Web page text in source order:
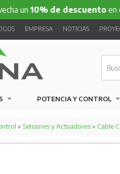
de descuentoen el total
EMPRESA NOTICIAS
POTENCIA Y CONTROL
» Sensores y Actuadores» Cable